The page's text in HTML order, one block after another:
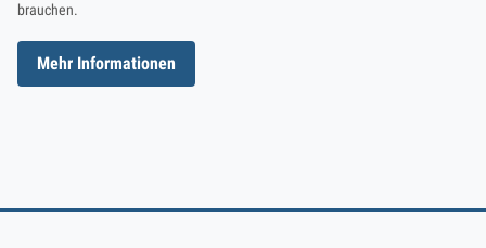
brauchen.
Mehr Informationen